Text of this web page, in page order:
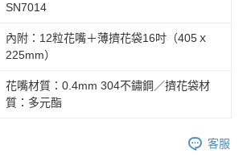
SN7014
內附：12粒花嘴＋薄擠花袋16吋（405ｘ
225mm）
花嘴材質：0.4mm 304不鏽鋼／擠花袋材
質：多元酯
客服